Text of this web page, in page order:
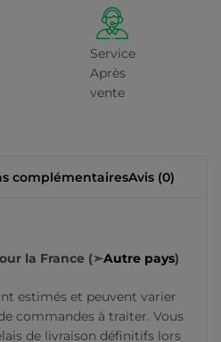
Service
Après
vente
complémentairesAvis (0)
la France (➣Autre pays)
estimés et peuvent varier
commandes à traiter. Vous
de livraison définitifs lors